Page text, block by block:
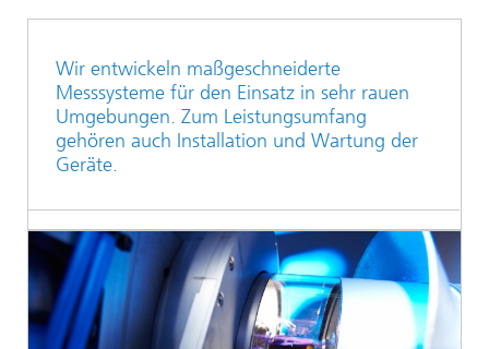
Wir entwickeln maßgeschneiderte
Messsysteme für den Einsatz in sehr rauen
Umgebungen. Zum Leistungsumfang
gehören auch Installation und Wartung der
Geräte.